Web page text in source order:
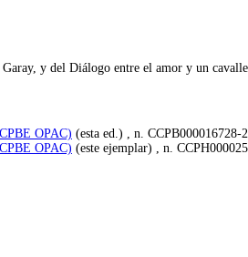
Garay, y del Diálogo entre el amor y un
OPAC) (esta ed.) , n. CCPB000016728-2
OPAC) (este ejemplar) , n.